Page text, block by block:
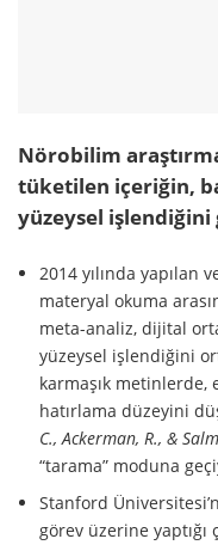
Nörobilim
tüketilen içeriğin,
yüzeysel
2014 yılında yapılan
materyal okuma
meta-analiz, dijital
yüzeysel işlendiğini
karmaşık metinlerde,
hatırlama düzeyini
C., Ackerman, R., &
“tarama” moduna
Stanford
görev üzerine